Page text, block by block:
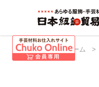
日本紐釦 ホーム >